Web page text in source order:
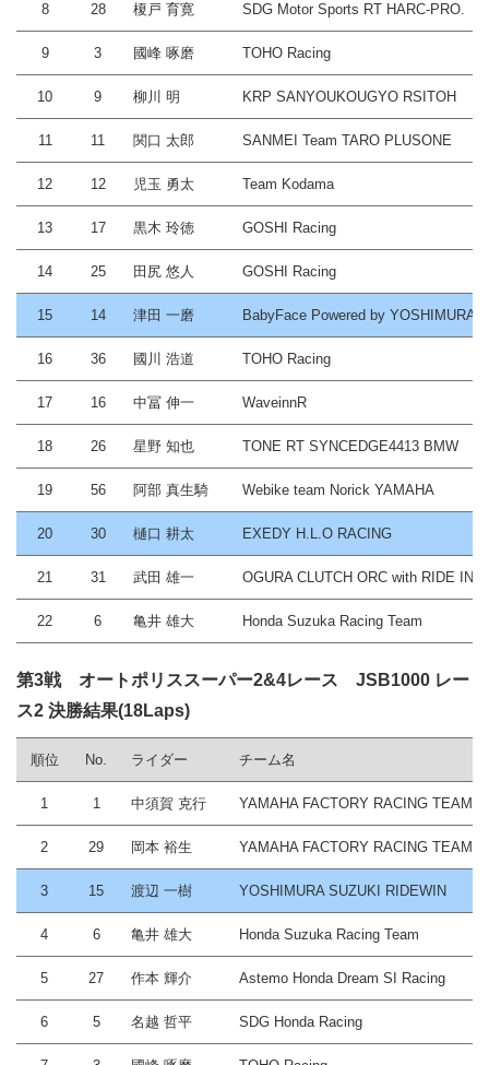
8 28 榎戸 育寛 SDG Motor Sports RT HARC-PRO.
9 3 國峰 啄磨 TOHO Racing
10 9 柳川 明 KRP SANYOUKOUGYO RSITOH
11 11 関口 太郎 SANMEI Team TARO PLUSONE
12 12 児玉 勇太 Team Kodama
13 17 黒木 玲徳 GOSHI Racing
14 25 田尻 悠人 GOSHI Racing
15 14 津田 一磨 BabyFace Powered by YOSHIMURA
16 36 國川 浩道 TOHO Racing
17 16 中冨 伸一 WaveinnR
18 26 星野 知也 TONE RT SYNCEDGE4413 BMW
19 56 阿部 真生騎 Webike team Norick YAMAHA
20 30 樋口 耕太 EXEDY H.L.O RACING
21 31 武田 雄一 OGURA CLUTCH ORC with RIDE IN
22 6 亀井 雄大 Honda Suzuka Racing Team
第3戦 オートポリススーパー2&4レース JSB1000 レー
ス2 決勝結果(18Laps)
順位 No. ライダー チーム名
1 1 中須賀 克行 YAMAHA FACTORY RACING TEAM
2 29 岡本 裕生 YAMAHA FACTORY RACING TEAM 2
3 15 渡辺 一樹 YOSHIMURA SUZUKI RIDEWIN
4 6 亀井 雄大 Honda Suzuka Racing Team
5 27 作本 輝介 Astemo Honda Dream SI Racing
6 5 名越 哲平 SDG Honda Racing